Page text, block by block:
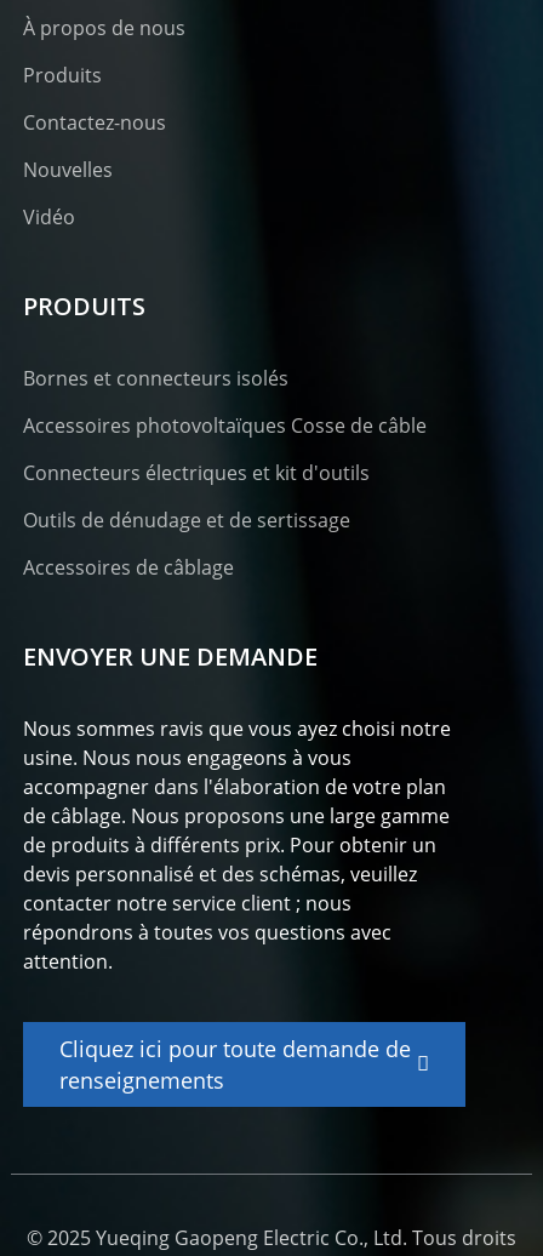
À propos de nous
Produits
Contactez-nous
Nouvelles
Vidéo
PRODUITS
Bornes et connecteurs isolés
Accessoires photovoltaïques Cosse de câble
Connecteurs électriques et kit d'outils
Outils de dénudage et de sertissage
Accessoires de câblage
ENVOYER UNE DEMANDE
Nous sommes ravis que vous ayez choisi notre
usine. Nous nous engageons à vous
accompagner dans l'élaboration de votre plan
de câblage. Nous proposons une large gamme
de produits à différents prix. Pour obtenir un
devis personnalisé et des schémas, veuillez
contacter notre service client ; nous
répondrons à toutes vos questions avec
attention.
Cliquez ici pour toute demande de
renseignements
© 2025 Yueqing Gaopeng Electric Co., Ltd. Tous droits